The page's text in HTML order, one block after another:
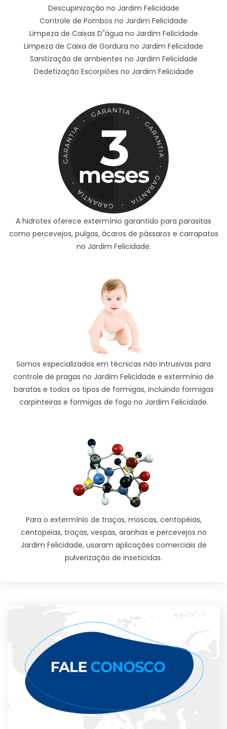
Descupinização no Jardim Felicidade
Controle de Pombos no Jardim Felicidade
Limpeza de Caixas D"água no Jardim Felicidade
Limpeza de Caixa de Gordura no Jardim Felicidade
Sanitização de ambientes no Jardim Felicidade
Dedetização Escorpiões no Jardim Felicidade
A hidrotex oferece extermínio garantido para parasitas
como percevejos, pulgas, ácaros de pássaros e carrapatos
no Jardim Felicidade.
Somos especializados em técnicas não intrusivas para
controle de pragas no Jardim Felicidade e extermínio de
baratas e todos os tipos de formigas, incluindo formigas
carpinteiras e formigas de fogo no Jardim Felicidade.
Para o extermínio de traças, moscas, centopéias,
centopeias, traças, vespas, aranhas e percevejos no
Jardim Felicidade, usaram aplicações comerciais de
pulverização de inseticidas.